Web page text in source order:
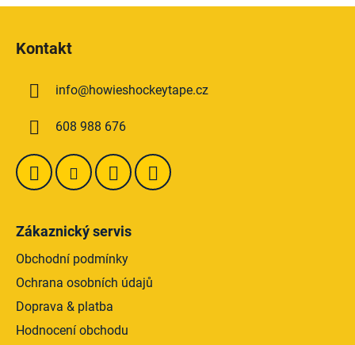
Kontakt
info@howieshockeytape.cz
608 988 676
Zákaznický servis
Obchodní podmínky
Ochrana osobních údajů
Doprava & platba
Hodnocení obchodu